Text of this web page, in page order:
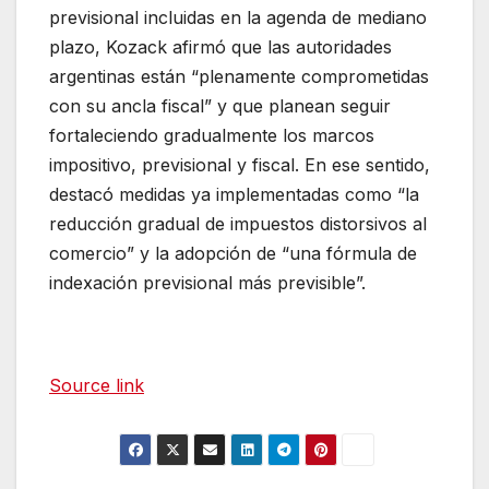
previsional incluidas en la agenda de mediano
plazo, Kozack afirmó que las autoridades
argentinas están “plenamente comprometidas
con su ancla fiscal” y que planean seguir
fortaleciendo gradualmente los marcos
impositivo, previsional y fiscal. En ese sentido,
destacó medidas ya implementadas como “la
reducción gradual de impuestos distorsivos al
comercio” y la adopción de “una fórmula de
indexación previsional más previsible”.
Source link